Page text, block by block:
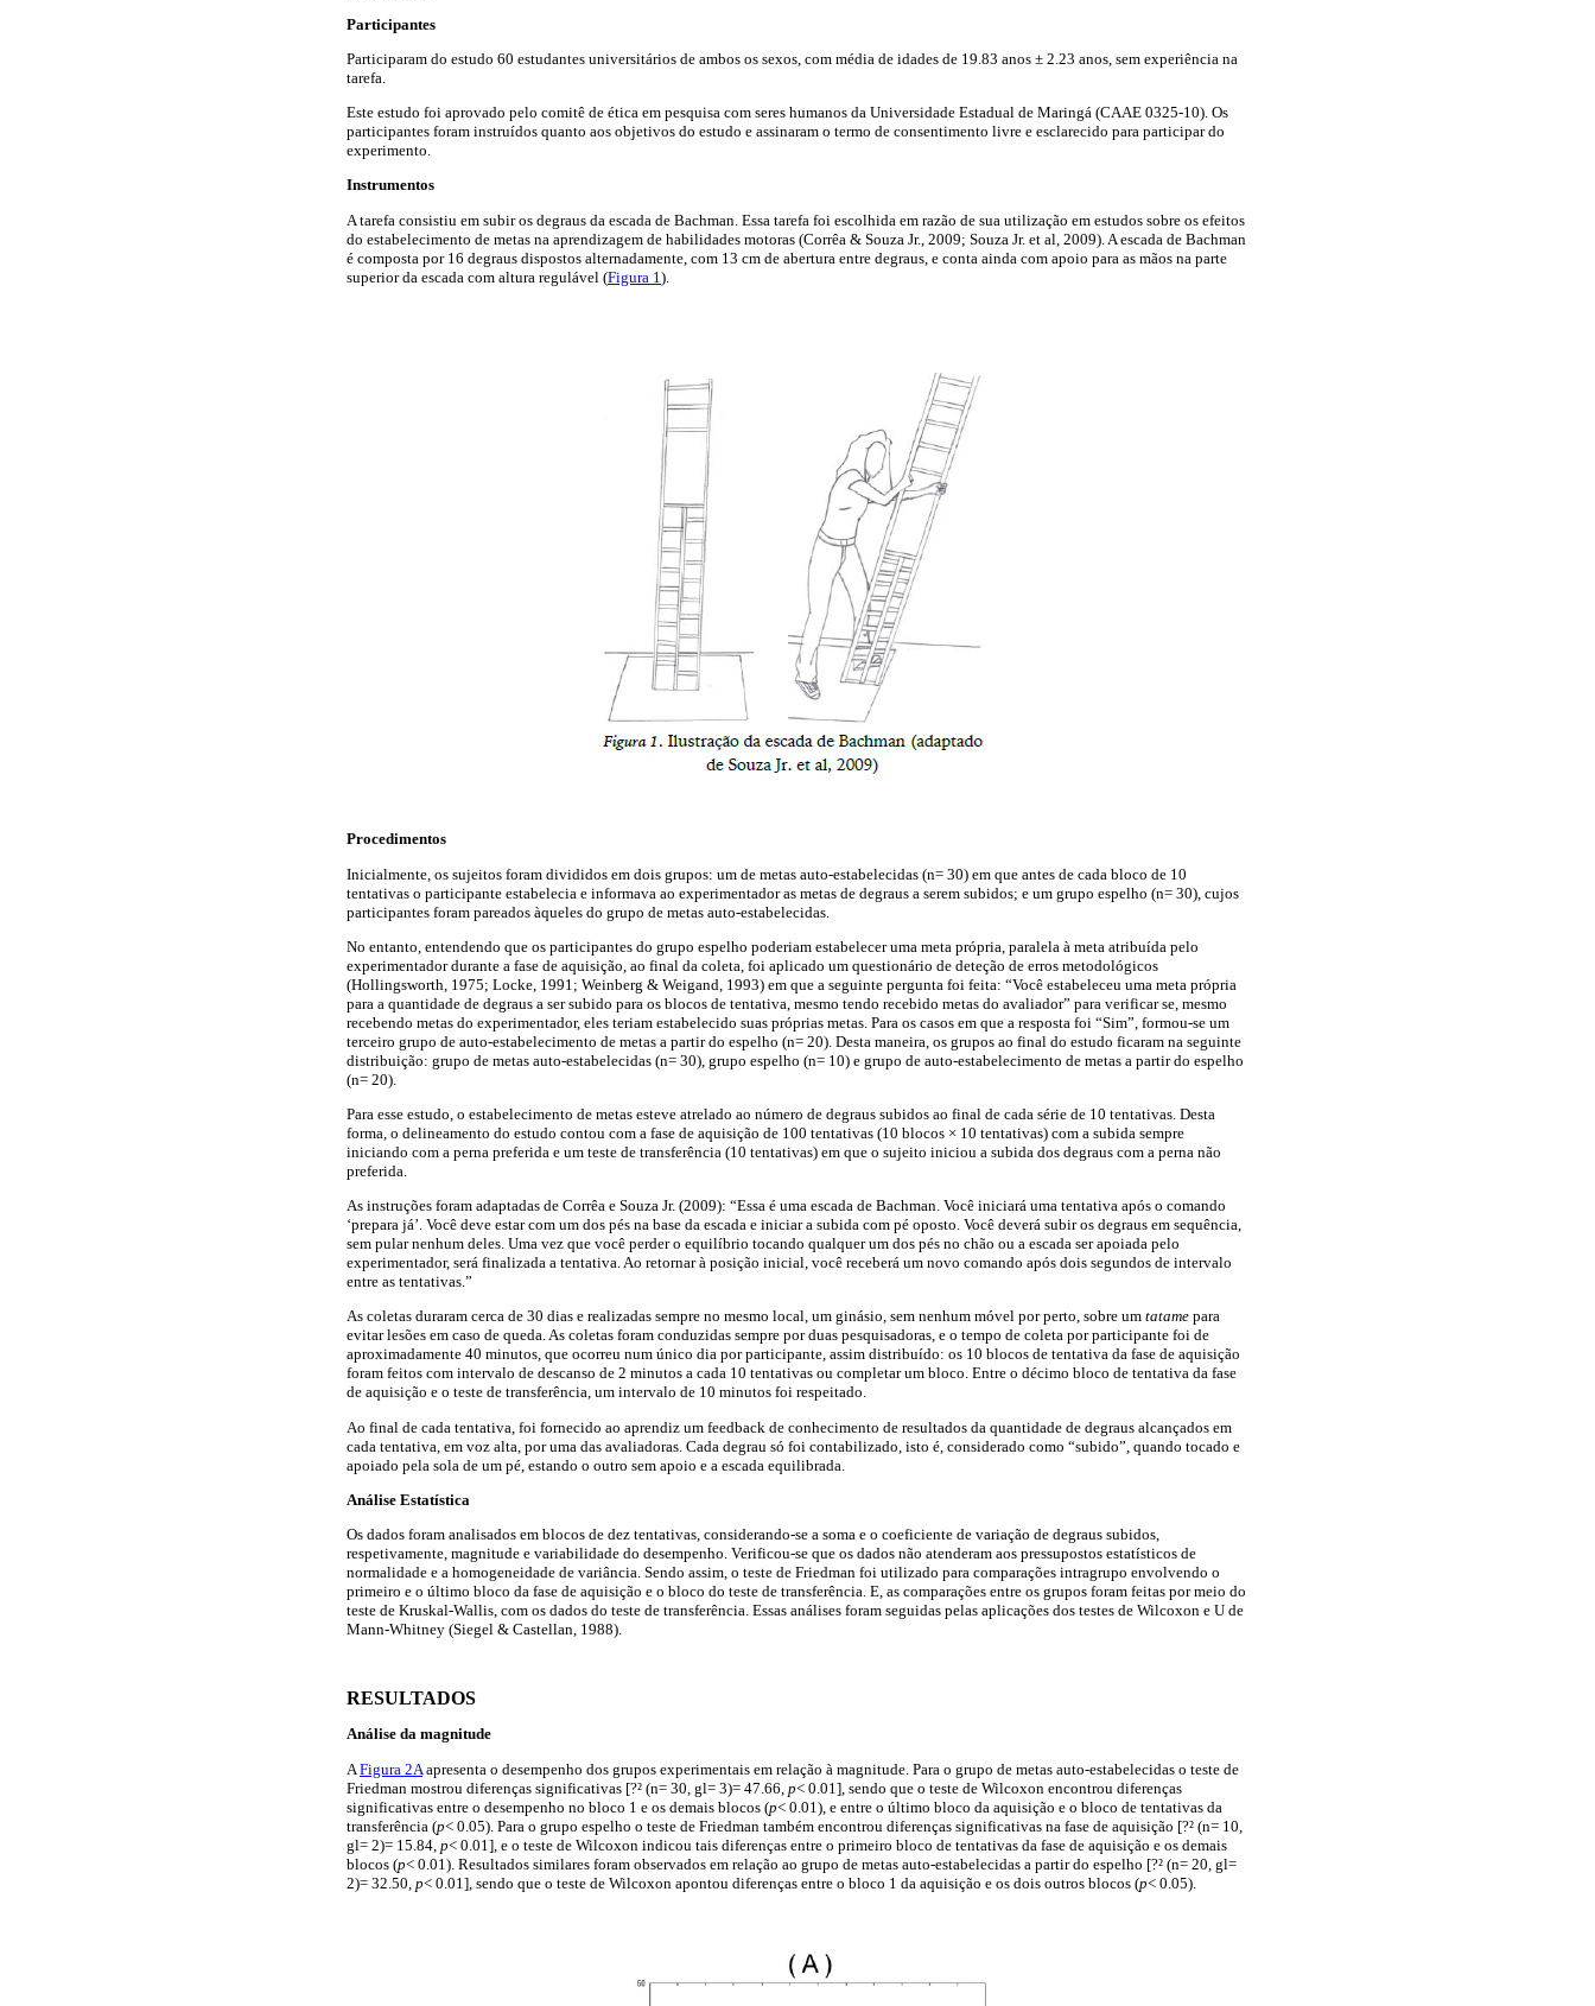
Participantes
Participaram do estudo 60 estudantes universitários de ambos os sexos, com média de idades de 19.83 anos ± 2.23 anos, sem experiência na
tarefa.
Este estudo foi aprovado pelo comitê de ética em pesquisa com seres humanos da Universidade Estadual de Maringá (CAAE 0325-10). Os
participantes foram instruídos quanto aos objetivos do estudo e assinaram o termo de consentimento livre e esclarecido para participar do
experimento.
Instrumentos
A tarefa consistiu em subir os degraus da escada de Bachman. Essa tarefa foi escolhida em razão de sua utilização em estudos sobre os efeitos
do estabelecimento de metas na aprendizagem de habilidades motoras (Corrêa & Souza Jr., 2009; Souza Jr. et al, 2009). A escada de Bachman
é composta por 16 degraus dispostos alternadamente, com 13 cm de abertura entre degraus, e conta ainda com apoio para as mãos na parte
superior da escada com altura regulável (Figura 1 ).
Procedimentos
Inicialmente, os sujeitos foram divididos em dois grupos: um de metas auto-estabelecidas (n= 30) em que antes de cada bloco de 10
tentativas o participante estabelecia e informava ao experimentador as metas de degraus a serem subidos; e um grupo espelho (n= 30), cujos
participantes foram pareados àqueles do grupo de metas auto-estabelecidas.
No entanto, entendendo que os participantes do grupo espelho poderiam estabelecer uma meta própria, paralela à meta atribuída pelo
experimentador durante a fase de aquisição, ao final da coleta, foi aplicado um questionário de deteção de erros metodológicos
(Hollingsworth, 1975; Locke, 1991; Weinberg & Weigand, 1993) em que a seguinte pergunta foi feita: “Você estabeleceu uma meta própria
para a quantidade de degraus a ser subido para os blocos de tentativa, mesmo tendo recebido metas do avaliador‌” para verificar se, mesmo
recebendo metas do experimentador, eles teriam estabelecido suas próprias metas. Para os casos em que a resposta foi “Sim”, formou-se um
terceiro grupo de auto-estabelecimento de metas a partir do espelho (n= 20). Desta maneira, os grupos ao final do estudo ficaram na seguinte
distribuição: grupo de metas auto-estabelecidas (n= 30), grupo espelho (n= 10) e grupo de auto-estabelecimento de metas a partir do espelho
(n= 20).
Para esse estudo, o estabelecimento de metas esteve atrelado ao número de degraus subidos ao final de cada série de 10 tentativas. Desta
forma, o delineamento do estudo contou com a fase de aquisição de 100 tentativas (10 blocos × 10 tentativas) com a subida sempre
iniciando com a perna preferida e um teste de transferência (10 tentativas) em que o sujeito iniciou a subida dos degraus com a perna não
preferida.
As instruções foram adaptadas de Corrêa e Souza Jr. (2009): “Essa é uma escada de Bachman. Você iniciará uma tentativa após o comando
‘prepara já’. Você deve estar com um dos pés na base da escada e iniciar a subida com pé oposto. Você deverá subir os degraus em sequência,
sem pular nenhum deles. Uma vez que você perder o equilíbrio tocando qualquer um dos pés no chão ou a escada ser apoiada pelo
experimentador, será finalizada a tentativa. Ao retornar à posição inicial, você receberá um novo comando após dois segundos de intervalo
entre as tentativas.”
As coletas duraram cerca de 30 dias e realizadas sempre no mesmo local, um ginásio, sem nenhum móvel por perto, sobre um tatame para
evitar lesões em caso de queda. As coletas foram conduzidas sempre por duas pesquisadoras, e o tempo de coleta por participante foi de
aproximadamente 40 minutos, que ocorreu num único dia por participante, assim distribuído: os 10 blocos de tentativa da fase de aquisição
foram feitos com intervalo de descanso de 2 minutos a cada 10 tentativas ou completar um bloco. Entre o décimo bloco de tentativa da fase
de aquisição e o teste de transferência, um intervalo de 10 minutos foi respeitado.
Ao final de cada tentativa, foi fornecido ao aprendiz um feedback de conhecimento de resultados da quantidade de degraus alcançados em
cada tentativa, em voz alta, por uma das avaliadoras. Cada degrau só foi contabilizado, isto é, considerado como “subido”, quando tocado e
apoiado pela sola de um pé, estando o outro sem apoio e a escada equilibrada.
Análise Estatística
Os dados foram analisados em blocos de dez tentativas, considerando-se a soma e o coeficiente de variação de degraus subidos,
respetivamente, magnitude e variabilidade do desempenho. Verificou-se que os dados não atenderam aos pressupostos estatísticos de
normalidade e a homogeneidade de variância. Sendo assim, o teste de Friedman foi utilizado para comparações intragrupo envolvendo o
primeiro e o último bloco da fase de aquisição e o bloco do teste de transferência. E, as comparações entre os grupos foram feitas por meio do
teste de Kruskal-Wallis, com os dados do teste de transferência. Essas análises foram seguidas pelas aplicações dos testes de Wilcoxon e U de
Mann-Whitney (Siegel & Castellan, 1988).
RESULTADOS
Análise da magnitude
A Figura 2A apresenta o desempenho dos grupos experimentais em relação à magnitude. Para o grupo de metas auto-estabelecidas o teste de
Friedman mostrou diferenças significativas [?² (n= 30, gl= 3)= 47.66, p< 0.01], sendo que o teste de Wilcoxon encontrou diferenças
significativas entre o desempenho no bloco 1 e os demais blocos (p< 0.01), e entre o último bloco da aquisição e o bloco de tentativas da
transferência (p< 0.05). Para o grupo espelho o teste de Friedman também encontrou diferenças significativas na fase de aquisição [?² (n= 10,
gl= 2)= 15.84, p< 0.01], e o teste de Wilcoxon indicou tais diferenças entre o primeiro bloco de tentativas da fase de aquisição e os demais
blocos (p< 0.01). Resultados similares foram observados em relação ao grupo de metas auto-estabelecidas a partir do espelho [?² (n= 20, gl=
2)= 32.50, p< 0.01], sendo que o teste de Wilcoxon apontou diferenças entre o bloco 1 da aquisição e os dois outros blocos (p< 0.05).